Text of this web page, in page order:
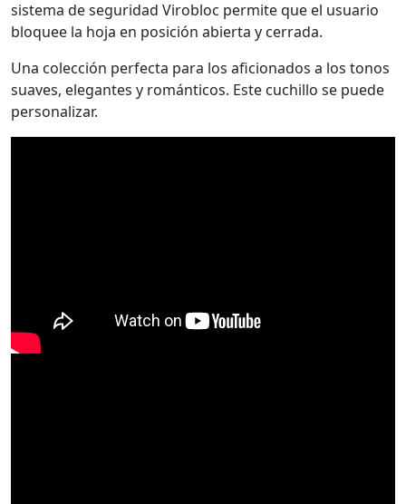
sistema de seguridad Virobloc permite que el usuario
bloquee la hoja en posición abierta y cerrada.
Una colección perfecta para los aficionados a los tonos
suaves, elegantes y románticos. Este cuchillo se puede
personalizar.